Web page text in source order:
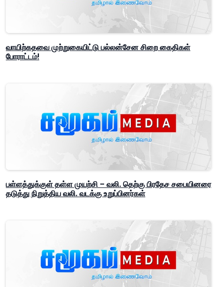
வாயிற்கதவை முற்றுகையிட்டு பல்லன்சேன சிறை கைதிகள்
போராட்டம்!
பள்ளத்துக்குள் தள்ள முயற்சி – வலி. தெற்கு பிரதேச சபையினரை
தடுத்து நிறுத்திய வலி. வடக்கு உறுப்பினர்கள்